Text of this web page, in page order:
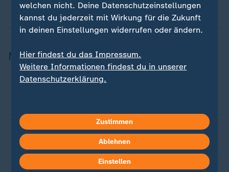
Wie verläuft ein Tag z.B. im heute journal?
Moderatoren und Redakteure
Dürfen Moderatoren/Reporter ihre Meinung
Warum sind Moderatoren oft kritisch im
Gespräch?
welchen nicht. Deine Datenschutzeinstellungen
kannst du jederzeit mit Wirkung für die Zukunft
in deinen Einstellungen widerrufen oder ändern.
Hier findest du das Impressum.
Weitere Informationen findest du in unserer
Datenschutzerklärung.
Zustimmen
Ablehnen
Einstellen